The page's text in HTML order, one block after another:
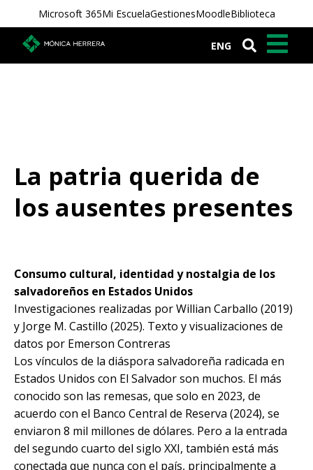
Microsoft 365Mi EscuelaGestionesMoodleBiblioteca
ENG
La patria querida de
los ausentes presentes
Consumo cultural, identidad y nostalgia de los
salvadoreños en Estados Unidos
Investigaciones realizadas por Willian Carballo (2019)
y Jorge M. Castillo (2025). Texto y visualizaciones de
datos por Emerson Contreras
Los vínculos de la diáspora salvadoreña radicada en
Estados Unidos con El Salvador son muchos. El más
conocido son las remesas, que solo en 2023, de
acuerdo con el Banco Central de Reserva (2024), se
enviaron 8 mil millones de dólares. Pero a la entrada
del segundo cuarto del siglo XXI, también está más
conectada que nunca con el país, principalmente a